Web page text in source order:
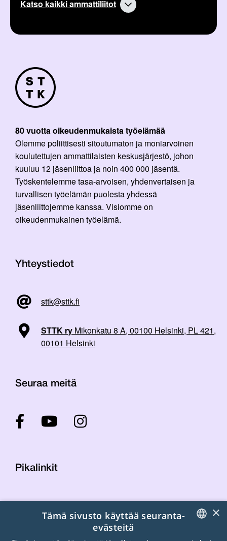
Katso kaikki ammattiliitot
80 vuotta oikeudenmukaista työelämää
Olemme poliittisesti sitoutumaton ja moniarvoinen
koulutettujen ammattilaisten keskusjärjestö, johon
kuuluu 12 jäsenliittoa ja noin 400 000 jäsentä.
Työskentelemme tasa-arvoisen, yhdenvertaisen ja
turvallisen työelämän puolesta yhdessä
jäsenliittojemme kanssa. Visiomme on
oikeudenmukainen työelämä.
Yhteystiedot
sttk@sttk.fi
STTK ry Mikonkatu 8 A, 00100 Helsinki, PL 421,
00101 Helsinki
Seuraa meitä
Pikalinkit
Laskutustiedot
×
Tämä sivusto käyttää seuranta-
evästeitä